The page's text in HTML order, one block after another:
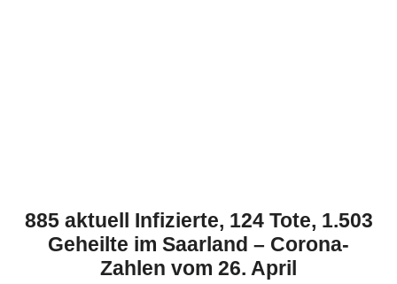
885 aktuell Infizierte, 124 Tote, 1.503
Geheilte im Saarland – Corona-
Zahlen vom 26. April